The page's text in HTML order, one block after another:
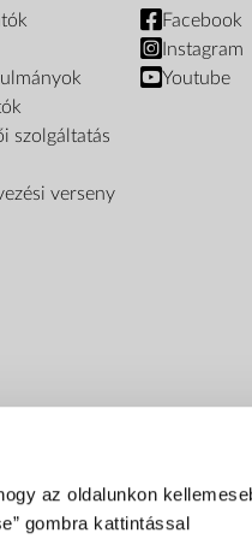
az oldalunkon
gombra kattintással
szolgáltatás
verseny
Facebook
Instagram
Youtube